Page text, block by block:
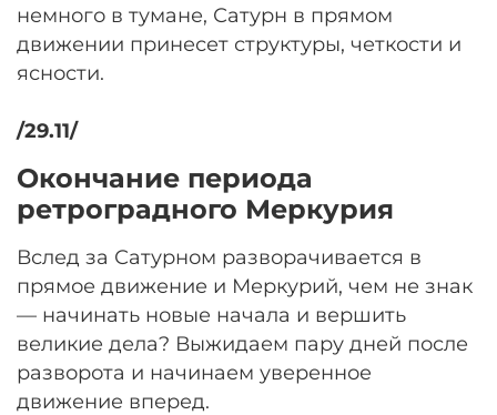
немного в тумане, Сатурн в прямом
движении принесет структуры, четкости и
ясности.
/29.11/
Окончание периода
ретроградного Меркурия
Вслед за Сатурном разворачивается в
прямое движение и Меркурий, чем не знак
— начинать новые начала и вершить
великие дела? Выжидаем пару дней после
разворота и начинаем уверенное
движение вперед.